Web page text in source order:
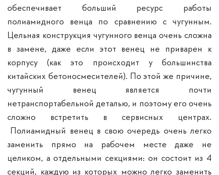
обеспечивает больший ресурс работы
полиамидного венца по сравнению с чугунным.
Цельная конструкция чугунного венца очень сложна
в замене, даже если этот венец не приварен к
корпусу (как это происходит у большинства
китайских бетоносмесителей). По этой же причине,
чугунный венец является почти
нетранспортабельной деталью, и поэтому его очень
сложно встретить в сервисных центрах.
Полиамидный венец в свою очередь очень легко
заменить прямо на рабочем месте даже не
целиком, а отдельными секциями: он состоит из 4
секций, каждую из которых можно легко заменить